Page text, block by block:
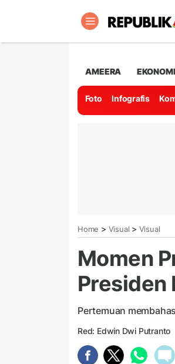
AMEERA
Foto Infografis
Home > Visual > Visual
Momen
Presiden
Pertemuan
Red: Edwin Dwi Putranto